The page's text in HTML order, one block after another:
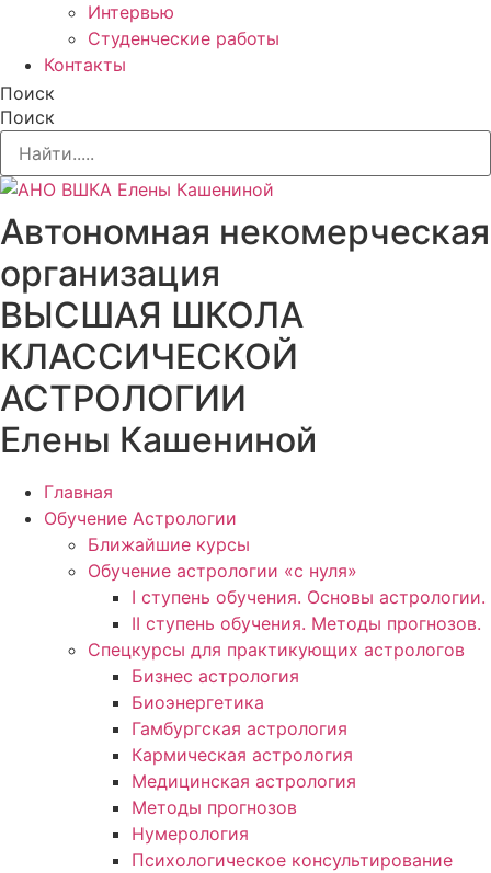
Интервью
Студенческие работы
Контакты
Поиск
Поиск
Автономная некомерческая
организация
ВЫСШАЯ ШКОЛА
КЛАССИЧЕСКОЙ
АСТРОЛОГИИ
Елены Кашениной
Главная
Обучение Астрологии
Ближайшие курсы
Обучение астрологии «с нуля»
I ступень обучения. Основы астрологии.
II ступень обучения. Методы прогнозов.
Спецкурсы для практикующих астрологов
Бизнес астрология
Биоэнергетика
Гамбургская астрология
Кармическая астрология
Медицинская астрология
Методы прогнозов
Нумерология
Психологическое консультирование